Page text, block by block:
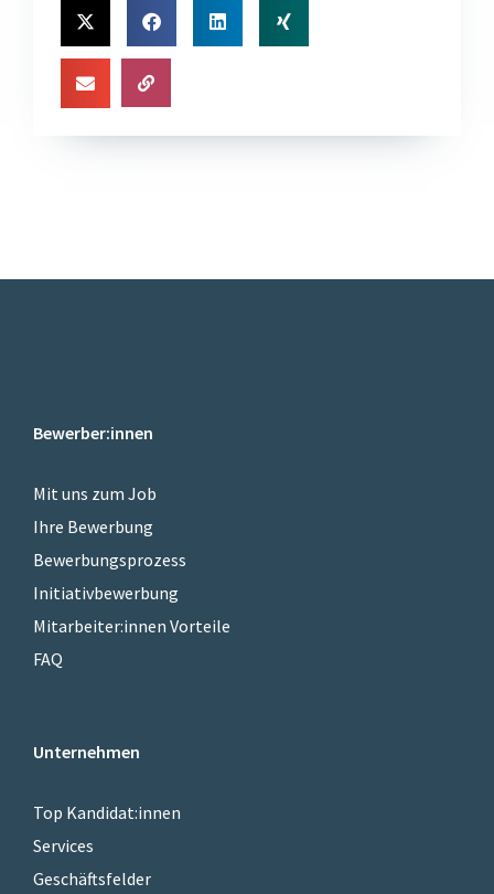
Bewerber:innen
Mit uns zum Job
Ihre Bewerbung
Bewerbungsprozess
Initiativbewerbung
Mitarbeiter:innen Vorteile
FAQ
Unternehmen
Top Kandidat:innen
Services
Geschäftsfelder